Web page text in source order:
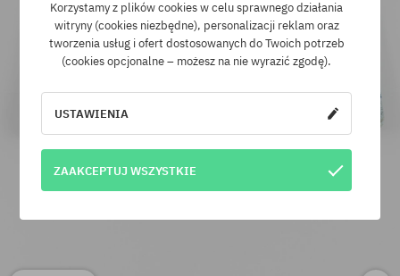
Korzystamy z plików cookies w celu sprawnego działania
witryny (cookies niezbędne), personalizacji reklam oraz
tworzenia usług i ofert dostosowanych do Twoich potrzeb
(cookies opcjonalne – możesz na nie wyrazić zgodę).
USTAWIENIA
ZAAKCEPTUJ WSZYSTKIE